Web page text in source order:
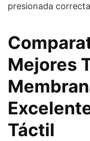
presionada
Mejores
Táctil